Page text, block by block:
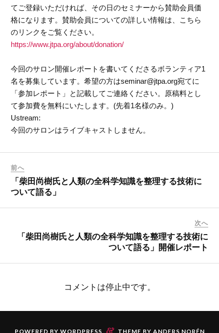
てご登録いただければ、その日のセミナーから賛助会員価
格になります。賛助会員についての詳しい情報は、こちら
のリンクをご覧ください。
https://www.jtpa.org/about/donation/
今回のサロン開催レポートを書いてくださるボランティア1
名を募集しています。希望の方はseminar@jtpa.org宛てに
「参加レポート」と記載してご連絡ください。原稿料とし
て参加費を無料にいたします。(先着1名様のみ。)
Ustream:
今回のサロンはライブキャストしません。
前へ
「柴田尚樹氏と人類の全科学知識を整理する技術に
ついて語る」
次へ
「柴田尚樹氏と人類の全科学知識を整理する技術に
ついて語る」開催レポート
コメントは停止中です。
POWERED BY WORDPRESS THEME BY ANDERS NORÉN